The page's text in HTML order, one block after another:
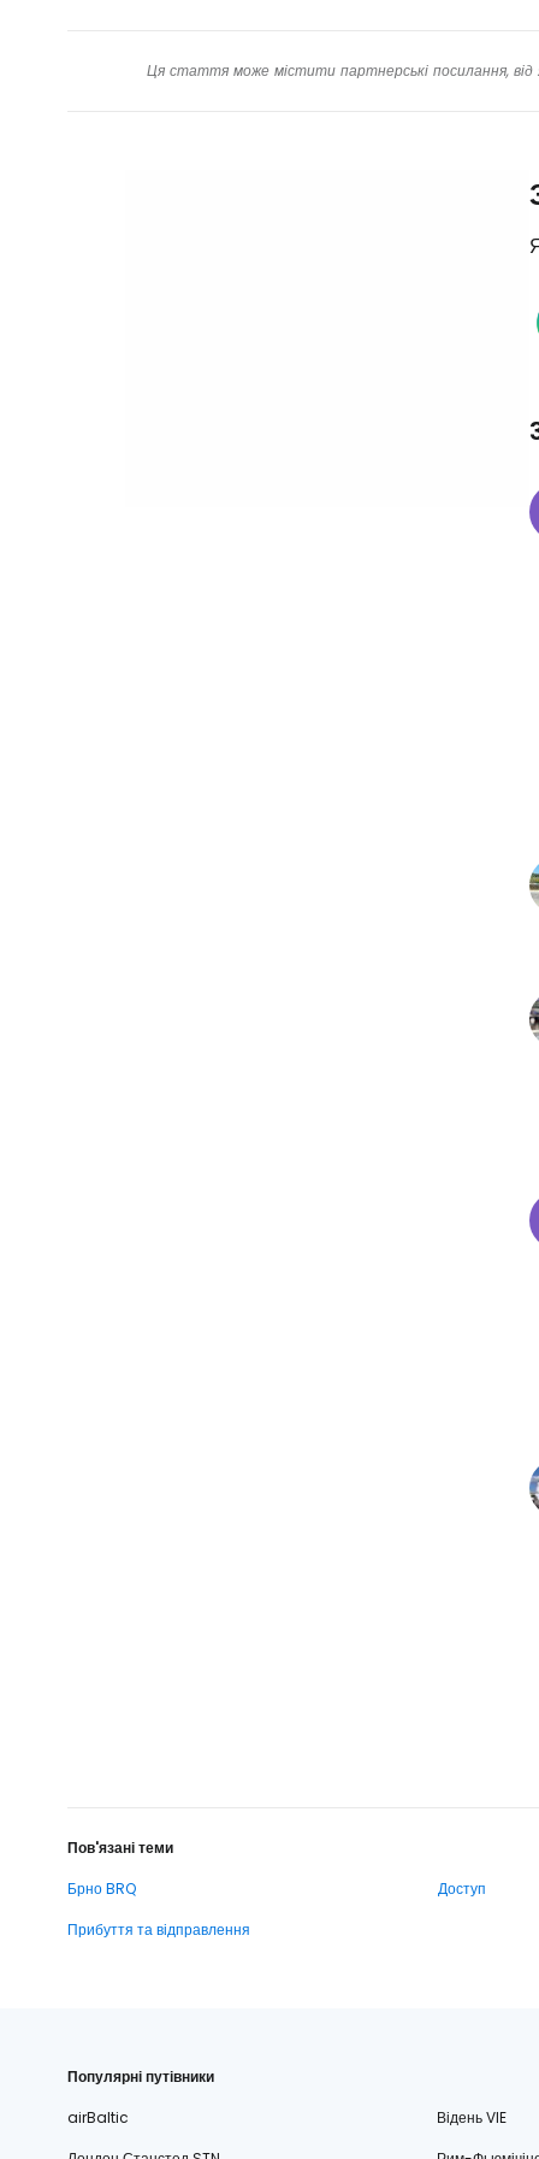
Ця стаття може містити партнерські посилання,
Пов'язані теми
Брно BRQ
Доступ
Прибуття та відправлення
Популярні путівники
airBaltic
Відень VIE